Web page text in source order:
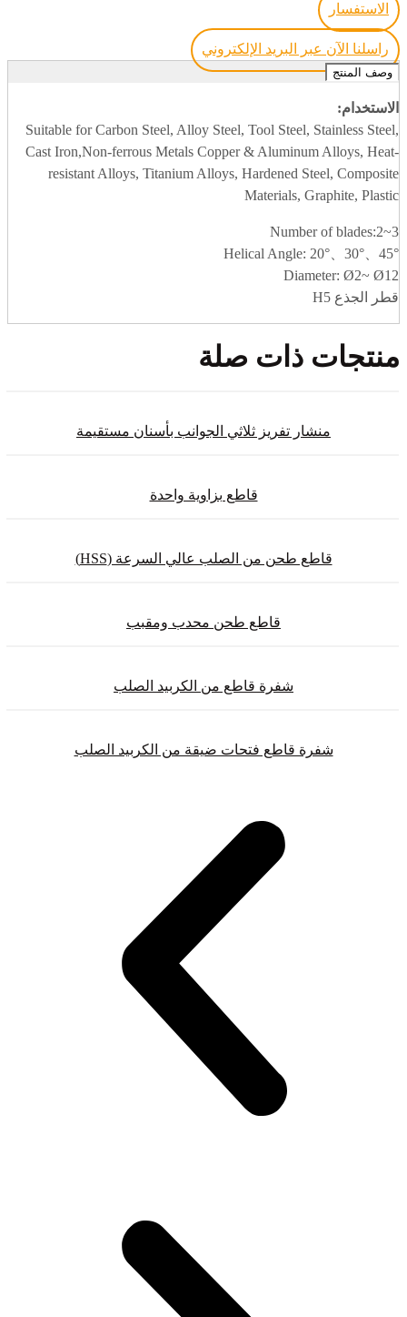
الاستفسار
راسلنا الآن عبر البريد الإلكتروني
وصف المنتج
الاستخدام:
Suitable for Carbon Steel, Alloy Steel, Tool Steel, Stainless Steel,
Cast Iron,Non-ferrous Metals Copper & Aluminum Alloys, Heat-
resistant Alloys, Titanium Alloys, Hardened Steel, Composite
Materials, Graphite, Plastic
Number of blades:2~3
Helical Angle: 20°、30°、45°
Diameter: Ø2~ Ø12
قطر الجذع H5
منتجات ذات صلة
منشار تفريز ثلاثي الجوانب بأسنان مستقيمة
قاطع بزاوية واحدة
قاطع طحن من الصلب عالي السرعة (HSS)
قاطع طحن محدب ومقبب
شفرة قاطع من الكربيد الصلب
شفرة قاطع فتحات ضيقة من الكربيد الصلب